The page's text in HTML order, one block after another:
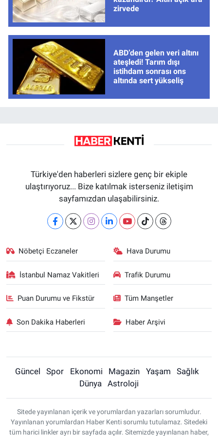
zirvede
ABD’den gelen veri altını
ateşledi! Tarım dışı
istihdam sonrası ons
altında sert yükseliş
Türkiye'den haberleri sizlere genç bir ekiple
ulaştırıyoruz... Bize katılmak isterseniz iletişim
sayfamızdan ulaşabilirsiniz.
Nöbetçi Eczaneler Hava Durumu
İstanbul Namaz Vakitleri Trafik Durumu
Puan Durumu ve Fikstür Tüm Manşetler
Son Dakika Haberleri Haber Arşivi
Güncel Spor Ekonomi Magazin Yaşam
Sağlık
Dünya
Astroloji
Sitede yayınlanan içerik ve yorumlardan yazarları sorumludur.
Yayınlanan yorumlardan Haber Kenti sorumlu tutulamaz. Sitedeki
tüm harici linkler ayrı bir sayfada açılır. Sitemizde yayınlanan haber,